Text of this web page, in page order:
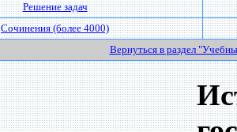
Решение задач
Сочинения (более 4000)
Вернуться в раздел